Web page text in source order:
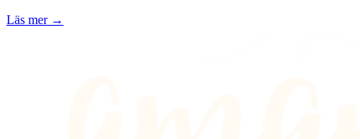
Läs mer →